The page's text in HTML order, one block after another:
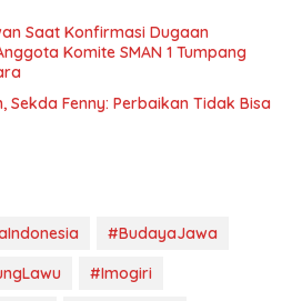
Saat Konfirmasi Dugaan
Komite SMAN 1 Tumpang
Sekda Fenny: Perbaikan Tidak Bisa
#BudayaJawa
#Imogiri